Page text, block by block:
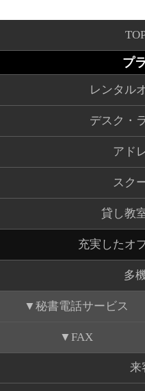
プ
レンタル
デスク・
アド
スク
貸し教
充実したオ
多
秘書電話サービス
FAX
来